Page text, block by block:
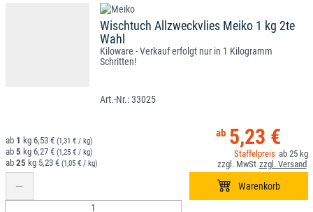
Wischtuch Allzweckvlies Meiko 1 kg 2te
Wahl
Kiloware - Verkauf erfolgt nur in 1 Kilogramm
Schritten!
33025
5,23 €
25
1 6,53 € (1,31 € / kg)
5 6,27 € (1,25 € / kg)
25 5,23 € (1,05 € / kg)